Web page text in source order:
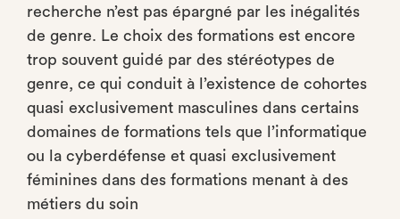
recherche n’est pas épargné par les inégalités
de genre. Le choix des formations est encore
trop souvent guidé par des stéréotypes de
genre, ce qui conduit à l’existence de cohortes
quasi exclusivement masculines dans certains
domaines de formations tels que l’informatique
ou la cyberdéfense et quasi exclusivement
féminines dans des formations menant à des
métiers du soin